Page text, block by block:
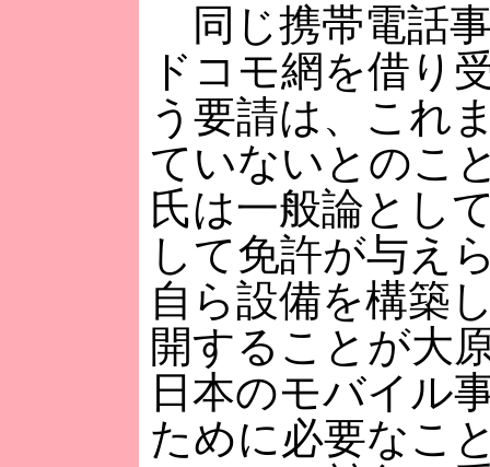
同じ携帯電話
ドコモ網を借り
う要請は、これ
ていないとのこ
氏は一般論とし
して免許が与え
自ら設備を構築
開することが大
日本のモバイル
ために必要なこ